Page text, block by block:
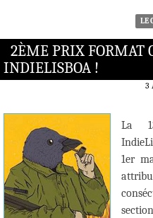
LE
2ÈME PRIX FORMAT
INDIELISBOA !
3
La
1er